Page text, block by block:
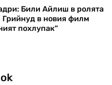
Били Айлиш в ролята
Грийнуд в новия филм
похлупак“